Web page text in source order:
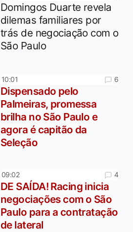
Domingos Duarte revela
dilemas familiares por
trás de negociação com o
São Paulo
10:01 6
Dispensado pelo
Palmeiras, promessa
brilha no São Paulo e
agora é capitão da
Seleção
09:02 4
DE SAÍDA! Racing inicia
negociações com o São
Paulo para a contratação
de lateral